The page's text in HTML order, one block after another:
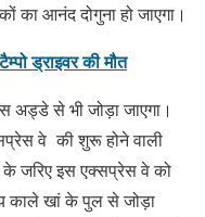
का आनंद दोगुना हो जाएगा।
ड्राइवर की मौत
अड्डे से भी जोड़ा जाएगा।
वे की शुरू होने वाली
जरिए इस एक्सप्रेस वे को
काले खां के पुल से जोड़ा